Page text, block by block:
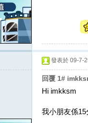
發表於 09-7-
回覆 1#
Hi imkksm
我小朋友係